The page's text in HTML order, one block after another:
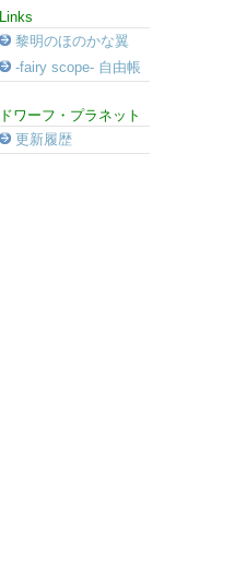
Links
黎明のほのかな翼
-fairy scope- 自由帳
ドワーフ・プラネット
更新履歴